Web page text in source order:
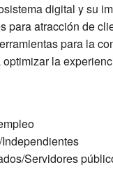
digital y su
para atracción de
para la
la
Servidores